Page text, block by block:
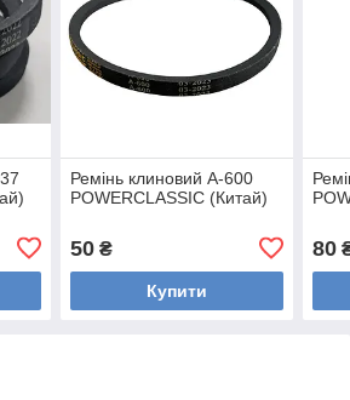
Ремінь клиновий А-600
POWERCLASSIC (Китай)
50₴
Купити
80